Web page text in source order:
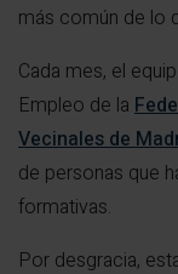
más común de lo
Cada mes, el
Empleo de la
Vecinales de
de personas que
formativas.
Por desgracia,